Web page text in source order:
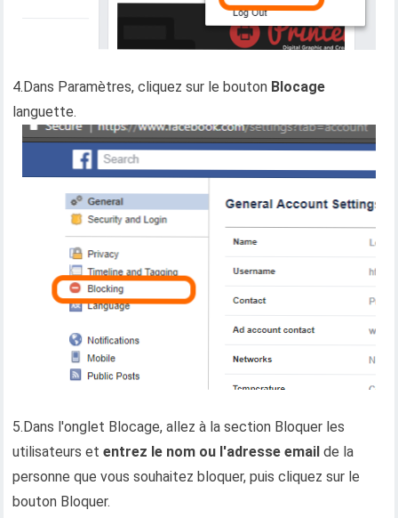
4.Dans Paramètres, cliquez sur le bouton Blocage
languette.
5.Dans l'onglet Blocage, allez à la section Bloquer les
utilisateurs etentrez le nom ou l'adresse email de la
personne que vous souhaitez bloquer, puis cliquez sur le
bouton Bloquer.